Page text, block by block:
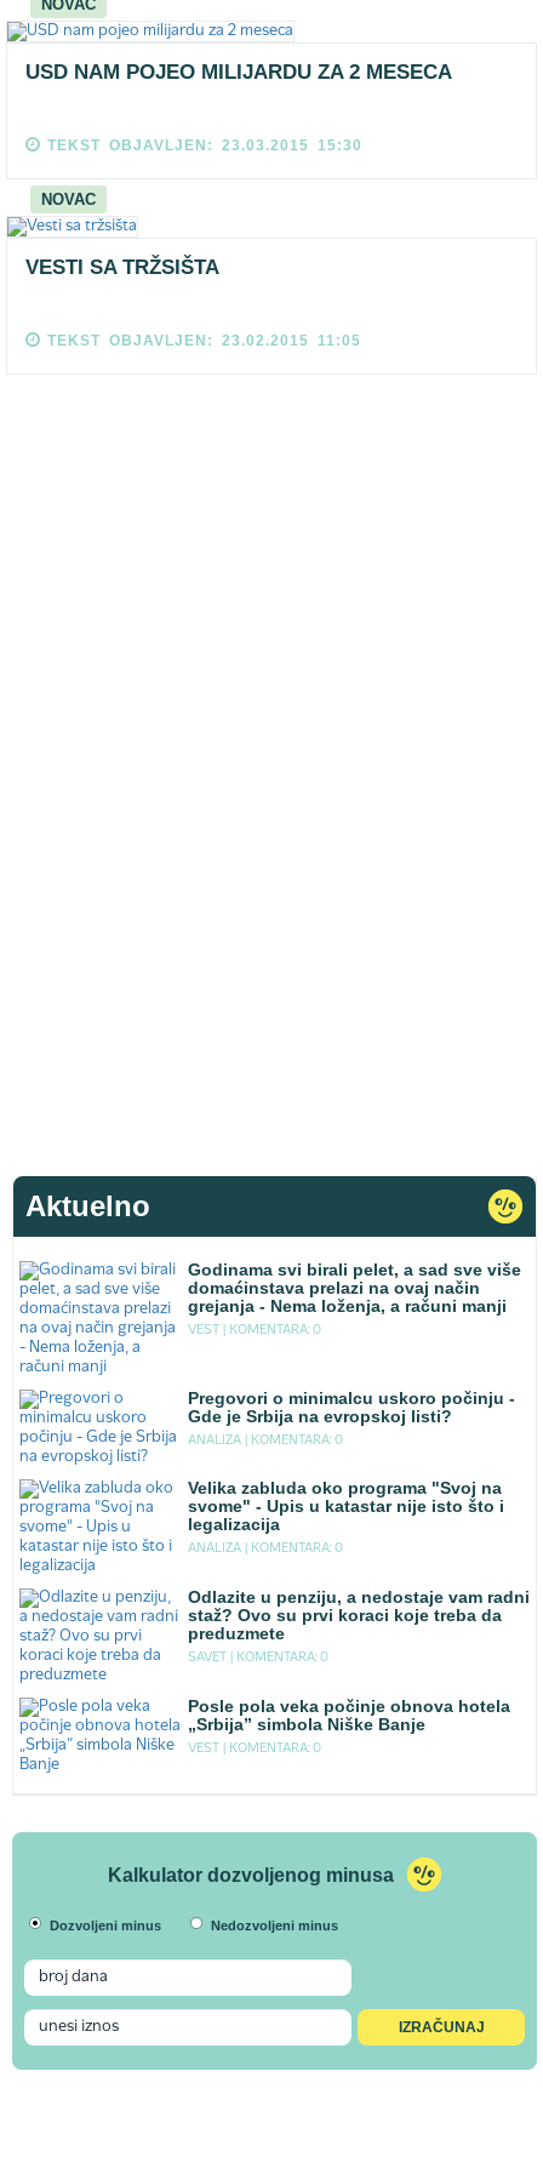
NOVAC
USD NAM POJEO MILIJARDU ZA 2 MESECA
TEKST OBJAVLJEN: 23.03.2015 15:30
NOVAC
VESTI SA TRŽSIŠTA
TEKST OBJAVLJEN: 23.02.2015 11:05
Aktuelno
Godinama svi birali pelet, a sad sve više
domaćinstava prelazi na ovaj način
grejanja - Nema loženja, a računi manji
VEST | KOMENTARA: 0
Pregovori o minimalcu uskoro počinju -
Gde je Srbija na evropskoj listi?
ANALIZA | KOMENTARA: 0
Velika zabluda oko programa "Svoj na
svome" - Upis u katastar nije isto što i
legalizacija
ANALIZA | KOMENTARA: 0
Odlazite u penziju, a nedostaje vam radni
staž? Ovo su prvi koraci koje treba da
preduzmete
SAVET | KOMENTARA: 0
Posle pola veka počinje obnova hotela
„Srbija” simbola Niške Banje
VEST | KOMENTARA: 0
Kalkulator dozvoljenog minusa
Dozvoljeni minus Nedozvoljeni minus